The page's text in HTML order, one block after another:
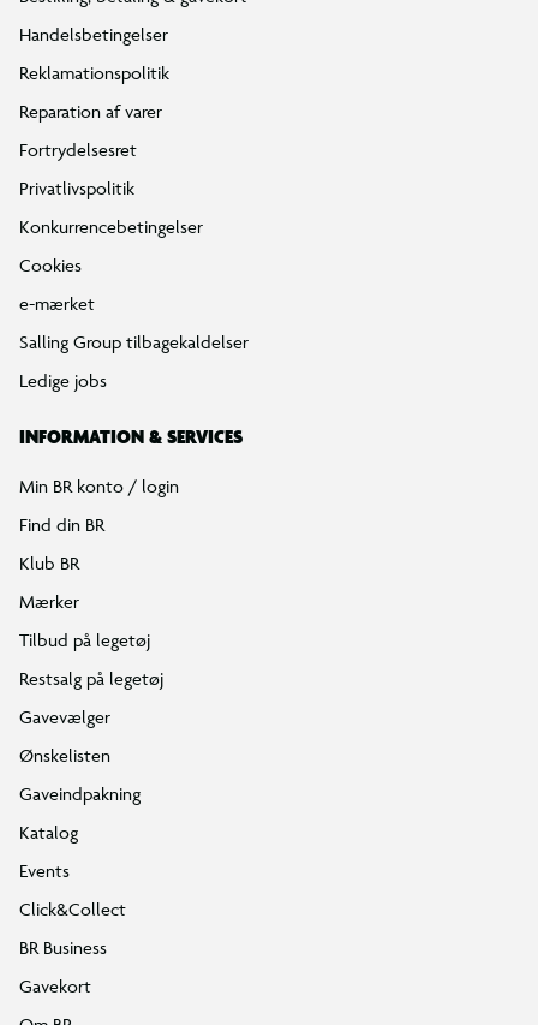
Handelsbetingelser
Reklamationspolitik
Reparation af varer
Fortrydelsesret
Privatlivspolitik
Konkurrencebetingelser
Cookies
e-mærket
Salling Group tilbagekaldelser
Ledige jobs
INFORMATION & SERVICES
Min BR konto / login
Find din BR
Klub BR
Mærker
Tilbud på legetøj
Restsalg på legetøj
Gavevælger
Ønskelisten
Gaveindpakning
Katalog
Events
Click&Collect
BR Business
Gavekort